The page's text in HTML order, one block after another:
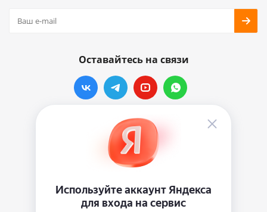
Оставайтесь на связи
Наши контакты
info@vinylmarkt.ru